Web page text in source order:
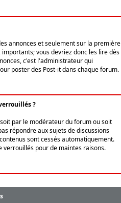
annonces et seulement sur la première
vous devriez donc les lire dès
c'est l'administrateur qui
poster des Post-it dans chaque forum.
?
par le modérateur du forum ou soit
répondre aux sujets de discussions
sont cessés automatiquement.
verrouillés pour de maintes raisons.